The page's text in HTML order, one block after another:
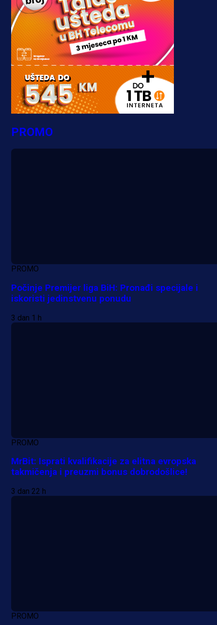
PROMO
PROMO
Počinje Premijer liga BiH: Pronađi specijale i
iskoristi jedinstvenu ponudu
3 dan 1 h
PROMO
MrBit: Isprati kvalifikacije za elitna evropska
takmičenja i preuzmi bonus dobrodošlice!
3 dan 22 h
PROMO